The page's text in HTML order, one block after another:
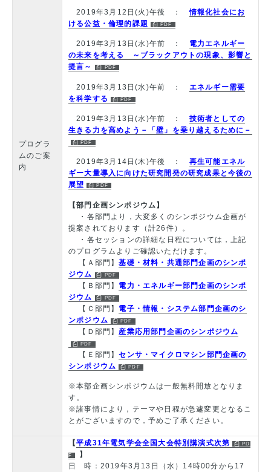
プログラ
ムのご案
内
2019年3月12日(火)午後 ：情報化社会にお
ける公益・倫理的課題
2019年3月13日(水)午前 ： 電力エネルギー
の未来を考える ～ブラックアウトの現象、影響と
提言～
2019年3月13日(水)午前 ： エネルギー需要
を科学する
2019年3月13日(水)午前 ： 技術者としての
生きる力を高めよう－「壁」を乗り越えるために－
2019年3月14日(木)午後 ： 再生可能エネル
ギー大量導入に向けた研究開発の研究成果と今後の
展望
【部門企画シンポジウム】
・各部門より，大変多くのシンポジウム企画が
提案されております（計26件）。
・各セッションの詳細な日程については，上記
のプログラムよりご確認いただけます。
【Ａ部門】基礎・材料・共通部門企画のシンポ
ジウム
【Ｂ部門】 電力・エネルギー部門企画のシンポ
ジウム
【Ｃ部門】 電子・情報・システム部門企画のシ
ンポジウム
【Ｄ部門】 産業応用部門企画のシンポジウム
【Ｅ部門】センサ・マイクロマシン部門企画の
シンポジウム
※本部企画シンポジウムは一般無料開放となりま
す。
※諸事情により，テーマや日程が急遽変更となるこ
とがございますので，予めご了承ください。
【平成31年電気学会全国大会特別講演式次第
】
日 時：2019年3月13日（水）14時00分から17